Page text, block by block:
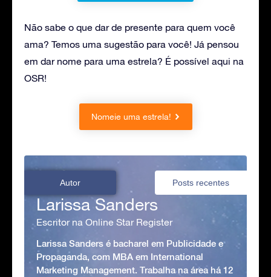
Não sabe o que dar de presente para quem você
ama? Temos uma sugestão para você! Já pensou
em dar nome para uma estrela? É possível aqui na
OSR!
Nomeie uma estrela!
Autor Posts recentes
Larissa Sanders
Escritor na Online Star Register
Larissa Sanders é bacharel em Publicidade e
Propaganda, com MBA em International
Marketing Management. Trabalha na área há 12